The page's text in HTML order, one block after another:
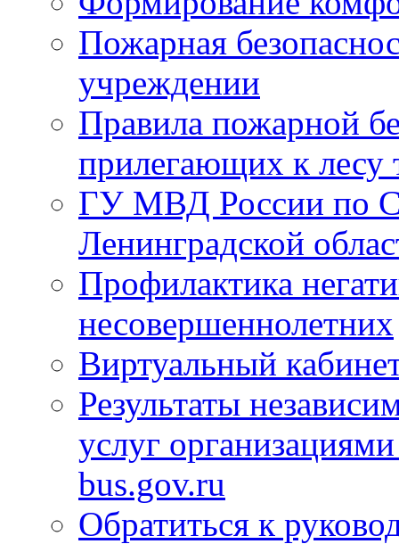
Пожарная
учреждении
Правила пожарной
прилегающих к лесу
ГУ МВД России по
Ленинградской
Профилактика
несовершеннолетних
Виртуальный
Результаты
услуг
bus.gov.ru
Обратиться к